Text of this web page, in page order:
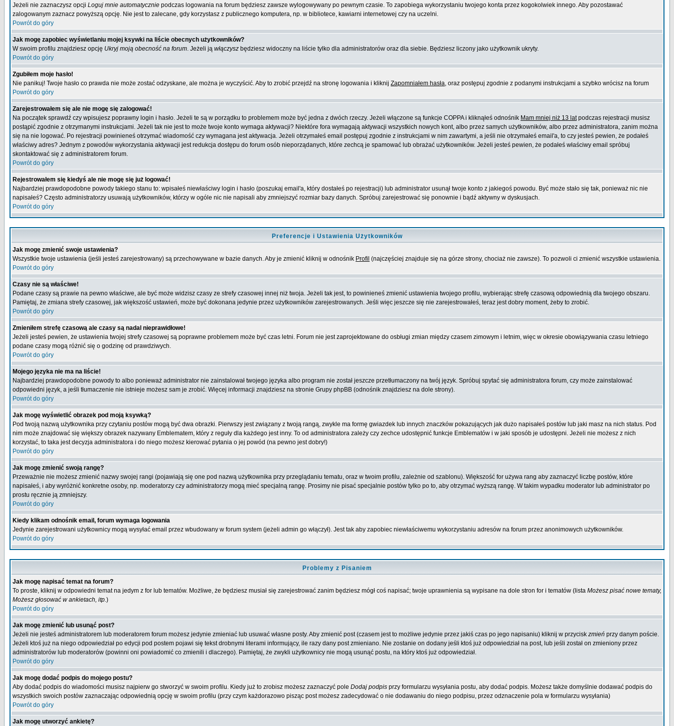
Jeżeli nie zaznaczysz opcji Loguj mnie automatycznie podczas logowania na forum będziesz zawsze wylogowywany po pewnym czasie. To zapobiega wykorzystaniu twojego konta przez kogokolwiek innego. Aby pozostawać
zalogowanym zaznacz powyższą opcję. Nie jest to zalecane, gdy korzystasz z publicznego komputera, np. w bibliotece, kawiarni internetowej czy na uczelni.
Powrót do góry
Jak mogę zapobiec wyświetlaniu mojej ksywki na liście obecnych użytkowników?
W swoim profilu znajdziesz opcję Ukryj moją obecność na forum. Jeżeli ją włączysz będziesz widoczny na liście tylko dla administratorów oraz dla siebie. Będziesz liczony jako użytkownik ukryty.
Powrót do góry
Zgubiłem moje hasło!
Nie panikuj! Twoje hasło co prawda nie może zostać odzyskane, ale można je wyczyścić. Aby to zrobić przejdź na stronę logowania i kliknij Zapomniałem hasła, oraz postępuj zgodnie z podanymi instrukcjami a szybko wrócisz na forum
Powrót do góry
Zarejestrowałem się ale nie mogę się zalogować!
Na początek sprawdź czy wpisujesz poprawny login i hasło. Jeżeli te są w porządku to problemem może być jedna z dwóch rzeczy. Jeżeli włączone są funkcje COPPA i kliknąłeś odnośnik Mam mniej niż 13 latpodczas rejestracji musisz
postąpić zgodnie z otrzymanymi instrukcjami. Jeżeli tak nie jest to może twoje konto wymaga aktywacji? Niektóre fora wymagają aktywacji wszystkich nowych kont, albo przez samych użytkowników, albo przez administratora, zanim można
się na nie logować. Po rejestracji powinieneś otrzymać wiadomość czy wymagana jest aktywacja. Jeżeli otrzymałeś email postępuj zgodnie z instrukcjami w nim zawartymi, a jeśli nie otrzymałeś email'a, to czy jesteś pewien, że podałeś
właściwy adres? Jednym z powodów wykorzystania aktywacji jest redukcja dostępu do forum osób nieporządanych, które zechcą je spamować lub obrażać użytkowników. Jeżeli jesteś pewien, że podałeś właściwy email spróbuj
skontaktować się z administratorem forum.
Powrót do góry
Rejestrowałem się kiedyś ale nie mogę się już logować!
Najbardziej prawdopodobne powody takiego stanu to: wpisałeś niewłaściwy login i hasło (poszukaj email'a, który dostałeś po rejestracji) lub administrator usunął twoje konto z jakiegoś powodu. Być może stało się tak, ponieważ nic nie
napisałeś? Często administratorzy usuwają użytkowników, którzy w ogóle nic nie napisali aby zmniejszyć rozmiar bazy danych. Spróbuj zarejestrować się ponownie i bądź aktywny w dyskusjach.
Powrót do góry
Preferencje i Ustawienia Użytkowników
Jak mogę zmienić swoje ustawienia?
Wszystkie twoje ustawienia (jeśli jesteś zarejestrowany) są przechowywane w bazie danych. Aby je zmienić kliknij w odnośnik Profil (najczęściej znajduje się na górze strony, chociaż nie zawsze). To pozwoli ci zmienić wszystkie ustawienia.
Powrót do góry
Czasy nie są właściwe!
Podane czasy są prawie na pewno właściwe, ale być może widzisz czasy ze strefy czasowej innej niż twoja. Jeżeli tak jest, to powinieneś zmienić ustawienia twojego profilu, wybierając strefę czasową odpowiednią dla twojego obszaru.
Pamiętaj, że zmiana strefy czasowej, jak większość ustawień, może być dokonana jedynie przez użytkowników zarejestrowanych. Jeśli więc jeszcze się nie zarejestrowałeś, teraz jest dobry moment, żeby to zrobić.
Powrót do góry
Zmieniłem strefę czasową ale czasy są nadal nieprawidłowe!
Jeżeli jesteś pewien, że ustawienia twojej strefy czasowej są poprawne problemem może być czas letni. Forum nie jest zaprojektowane do osbługi zmian między czasem zimowym i letnim, więc w okresie obowiązywania czasu letniego
podane czasy mogą różnić się o godzinę od prawdziwych.
Powrót do góry
Mojego języka nie ma na liście!
Najbardziej prawdopodobne powody to albo ponieważ administrator nie zainstalował twojego języka albo program nie został jeszcze przetłumaczony na twój język. Spróbuj spytać się administratora forum, czy może zainstalować
odpowiedni język, a jeśli tłumaczenie nie istnieje możesz sam je zrobić. Więcej informacji znajdziesz na stronie Grupy phpBB (odnośnik znajdziesz na dole strony).
Powrót do góry
Jak mogę wyświetlić obrazek pod moją ksywką?
Pod twoją nazwą użytkownika przy czytaniu postów mogą być dwa obrazki. Pierwszy jest związany z twoją rangą, zwykle ma formę gwiazdek lub innych znaczków pokazujących jak dużo napisałeś postów lub jaki masz na nich status. Pod
nim może znajdować się większy obrazek nazywany Emblematem, który z reguły dla każdego jest inny. To od administratora zależy czy zechce udostępnić funkcje Emblematów i w jaki sposób je udostępni. Jeżeli nie możesz z nich
korzystać, to taka jest decyzja administratora i do niego możesz kierować pytania o jej powód (na pewno jest dobry!)
Powrót do góry
Jak mogę zmienić swoją rangę?
Przeważnie nie możesz zmienić nazwy swojej rangi (pojawiają się one pod nazwą użytkownika przy przeglądaniu tematu, oraz w twoim profilu, zależnie od szablonu). Większość for używa rang aby zaznaczyć liczbę postów, które
napisałeś, i aby wyróżnić konkretne osoby, np. moderatorzy czy administratorzy mogą mieć specjalną rangę. Prosimy nie pisać specjalnie postów tylko po to, aby otrzymać wyższą rangę. W takim wypadku moderator lub administrator po
prostu ręcznie ją zmniejszy.
Powrót do góry
Kiedy klikam odnośnik email, forum wymaga logowania
Jedynie zarejestrowani użytkownicy mogą wysyłać email przez wbudowany w forum system (jeżeli admin go włączył). Jest tak aby zapobiec niewłaściwemu wykorzystaniu adresów na forum przez anonimowych użytkowników.
Powrót do góry
Problemy z Pisaniem
Jak mogę napisać temat na forum?
To proste, kliknij w odpowiedni temat na jedym z for lub tematów. Możliwe, że będziesz musiał się zarejestrować zanim będziesz mógł coś napisać; twoje uprawnienia są wypisane na dole stron for i tematów (lista Możesz pisać nowe tematy,
Możesz głosować w ankietach, itp.)
Powrót do góry
Jak mogę zmienić lub usunąć post?
Jeżeli nie jesteś administratorem lub moderatorem forum możesz jedynie zmieniać lub usuwać własne posty. Aby zmienić post (czasem jest to możliwe jedynie przez jakiś czas po jego napisaniu) kliknij w przycisk zmień przy danym poście.
Jeżeli ktoś już na niego odpowiedział po edycji pod postem pojawi się tekst drobnymi literami informujący, ile razy dany post zmieniano. Nie zostanie on dodany jeśli ktoś już odpowiedział na post, lub jeśli został on zmieniony przez
administratorów lub moderatorów (powinni oni powiadomić co zmienili i dlaczego). Pamiętaj, że zwykli użytkownicy nie mogą usunąć postu, na który ktoś już odpowiedział.
Powrót do góry
Jak mogę dodać podpis do mojego postu?
Aby dodać podpis do wiadomości musisz najpierw go stworzyć w swoim profilu. Kiedy już to zrobisz możesz zaznaczyć pole Dodaj podpis przy formularzu wysyłania postu, aby dodać podpis. Możesz także domyślnie dodawać podpis do
wszystkich swoich postów zaznaczając odpowiednią opcję w swoim profilu (przy czym każdorazowo pisząc post możesz zadecydować o nie dodawaniu do niego podpisu, przez odznaczenie pola w formularzu wysyłania)
Powrót do góry
Jak mogę utworzyć ankietę?